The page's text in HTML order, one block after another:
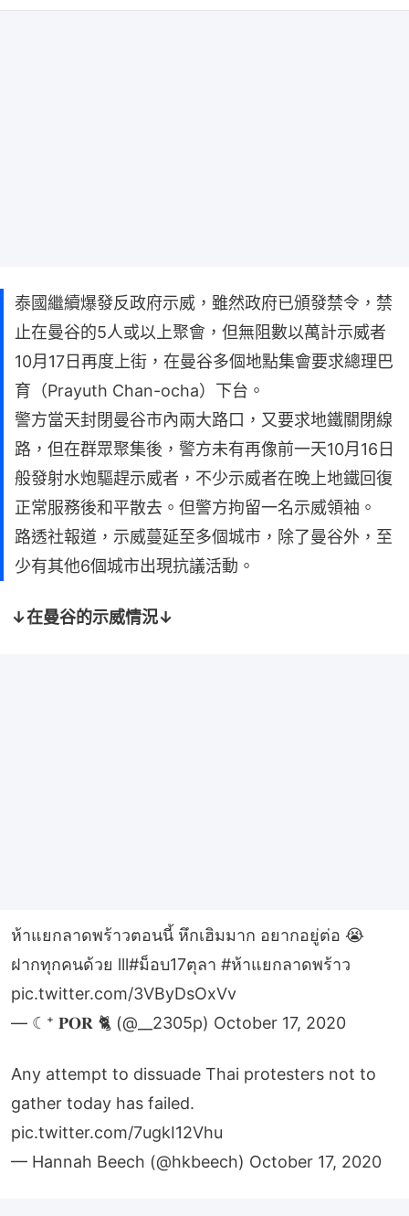
泰國繼續爆發反政府示威，雖然政府已頒發禁令，禁
止在曼谷的5人或以上聚會，但無阻數以萬計示威者
10月17日再度上街，在曼谷多個地點集會要求總理巴
育（Prayuth Chan-ocha）下台。
警方當天封閉曼谷市內兩大路口，又要求地鐵關閉線
路，但在群眾聚集後，警方未有再像前一天10月16日
般發射水炮驅趕示威者，不少示威者在晚上地鐵回復
正常服務後和平散去。但警方拘留一名示威領袖。
路透社報道，示威蔓延至多個城市，除了曼谷外，至
少有其他6個城市出現抗議活動。
↓在曼谷的示威情況↓
ห้าแยกลาดพร้าวตอนนี้ หึกเฮิมมาก อยากอยู่ต่อ 😭
ฝากทุกคนด้วย lll#ม็อบ17ตุลา #ห้าแยกลาดพร้าว
pic.twitter.com/3VByDsOxVv
— ☾⁺ 𝐏𝐎𝐑 🐈 (@__2305p) October 17, 2020
Any attempt to dissuade Thai protesters not to
gather today has failed.
pic.twitter.com/7ugkI12Vhu
— Hannah Beech (@hkbeech) October 17, 2020